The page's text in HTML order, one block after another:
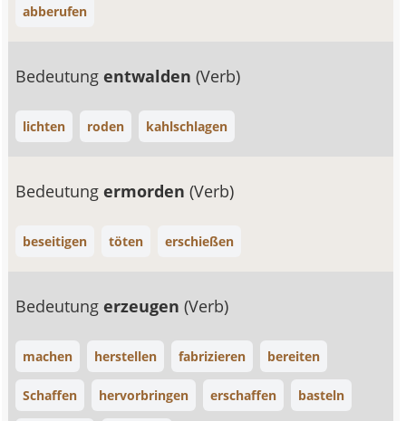
abberufen
Bedeutungentwalden(Verb)
lichten roden kahlschlagen
Bedeutungermorden(Verb)
beseitigen töten erschießen
Bedeutungerzeugen(Verb)
machen herstellen fabrizieren bereiten
Schaffen hervorbringen erschaffen basteln